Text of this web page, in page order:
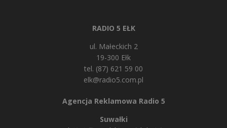
RADIO 5 EŁK
ul. Małeckich 2
19-300 Ełk
tel. (87) 621 59 00
elk@radio5.com.pl
Agencja Reklamowa Radio 5
Suwałki